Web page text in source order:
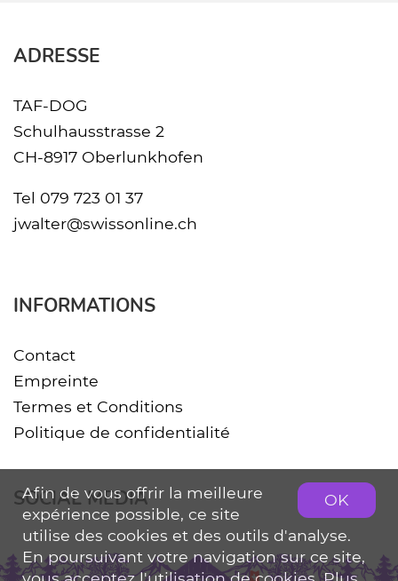
ADRESSE
TAF-DOG
Schulhausstrasse 2
CH-8917 Oberlunkhofen
Tel 079 723 01 37
jwalter@swissonline.ch
INFORMATIONS
Contact
Empreinte
Termes et Conditions
Politique de confidentialité
SOCIAL MEDIA OK
Afin de vous offrir la meilleure
expérience possible, ce site
utilise des cookies et des outils d'analyse.
En poursuivant votre navigation sur ce site,